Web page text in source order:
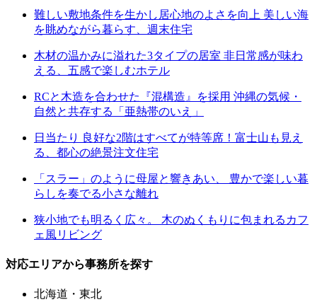
難しい敷地条件を生かし居心地のよさを向上 美しい海
を眺めながら暮らす、週末住宅
木材の温かみに溢れた3タイプの居室 非日常感が味わ
える、五感で楽しむホテル
RCと木造を合わせた『混構造』を採用 沖縄の気候・
自然と共存する「亜熱帯のいえ」
日当たり 良好な2階はすべてが特等席！富士山も見え
る、都心の絶景注文住宅
「スラー」のように母屋と響きあい、 豊かで楽しい暮
らしを奏でる小さな離れ
狭小地でも明るく広々。 木のぬくもりに包まれるカフ
ェ風リビング
対応エリアから事務所を探す
北海道・東北